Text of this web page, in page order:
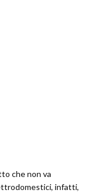
che non va
infatti,